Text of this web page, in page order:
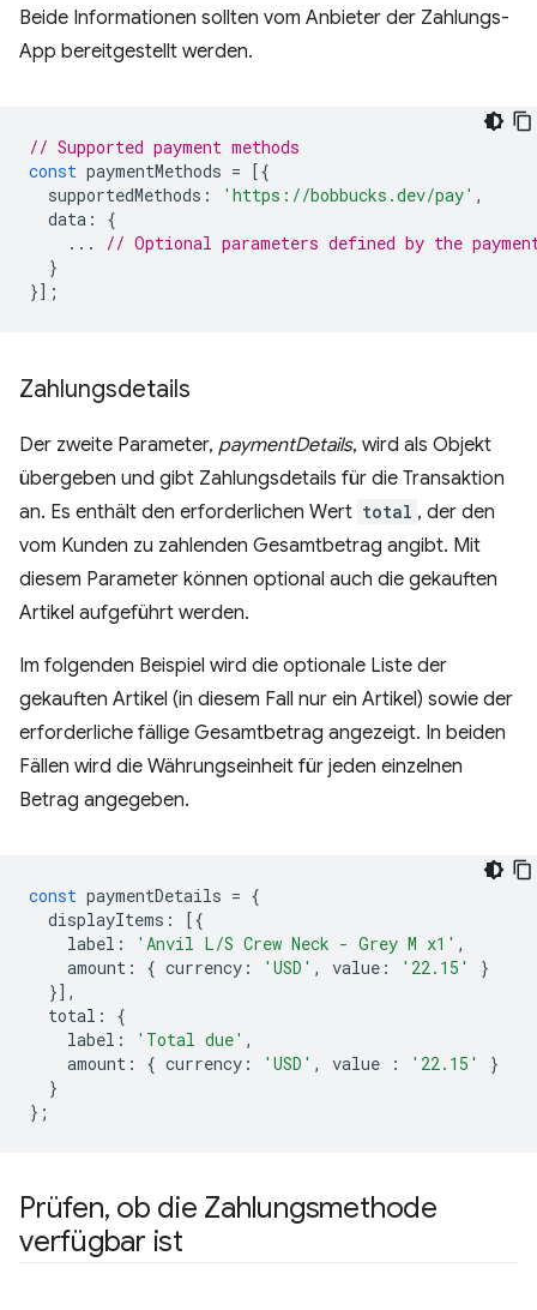
Beide Informationen sollten vom Anbieter der Zahlungs-
App bereitgestellt werden.
// Supported payment methods
const paymentMethods = [{
supportedMethods : 'https://bobbucks.dev/pay' ,
data :
{
...
// Optional parameters defined by the
}
}];
Zahlungsdetails
Der zweite Parameter, paymentDetails, wird als Objekt
übergeben und gibt Zahlungsdetails für die Transaktion
an. Es enthält den erforderlichen Wert total , der den
vom Kunden zu zahlenden Gesamtbetrag angibt. Mit
diesem Parameter können optional auch die gekauften
Artikel aufgeführt werden.
Im folgenden Beispiel wird die optionale Liste der
gekauften Artikel (in diesem Fall nur ein Artikel) sowie der
erforderliche fällige Gesamtbetrag angezeigt. In beiden
Fällen wird die Währungseinheit für jeden einzelnen
Betrag angegeben.
const paymentDetails = {
displayItems :
[{
label : 'Anvil L/S Crew Neck - Grey M x1' ,
amount : { currency : 'USD' , value : '22.15'
}
}],
total :
{
label : 'Total due' ,
amount : { currency : 'USD' , value : '22.15'
}
}
};
Prüfen, ob die Zahlungsmethode
verfügbar ist